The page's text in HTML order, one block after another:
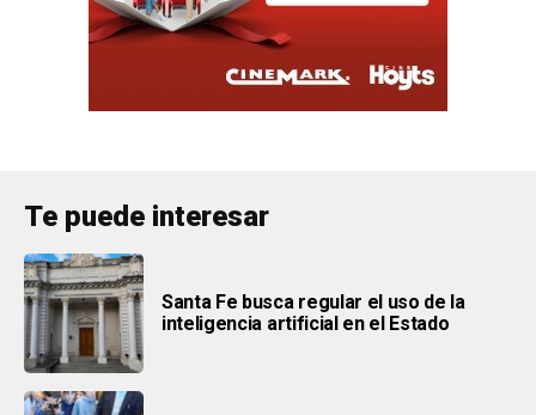
Te puede interesar
Santa Fe busca regular el uso de la
inteligencia artificial en el Estado